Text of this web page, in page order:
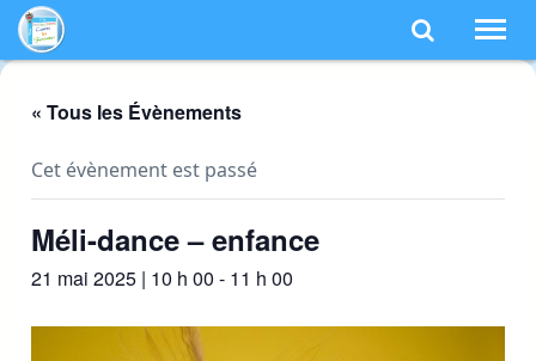
MJC d'Eu
« Tous les Évènements
Cet évènement est passé
Méli-dance – enfance
21 mai 2025 | 10 h 00 - 11 h 00